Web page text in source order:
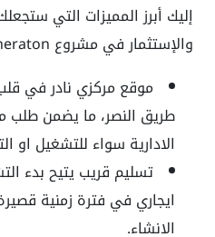
إليك أبرز المميزات التي
والإستثمار في مشروع Sky Ridge Sheraton:
موقع مركزي نادر في
طريق النصر، ما يضمن طلب
الادارية سواء للتشغيل او
تسليم قريب يتيح بدء
ايجاري في فترة زمنية
الانشاء.